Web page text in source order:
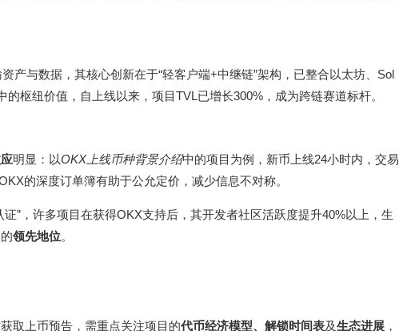
产与数据，其核心创新在于“轻客户端+中继链”架构，已整合以太坊、Sol
枢纽价值，自上线以来，项目TVL已增长300%，成为跨链赛道标杆。
明显：以OKX上线币种背景介绍中的项目为例，新币上线24小时内，交易
的深度订单簿有助于公允定价，减少信息不对称。
”，许多项目在获得OKX支持后，其开发者社区活跃度提升40%以上，生
领先地位。
取上币预告，需重点关注项目的代币经济模型、解锁时间表及生态进展 ，